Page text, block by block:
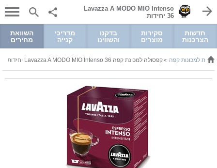
Lavazza A MODO MIO Intenso
36 יחידות
חדשות
הצרכנות
סקירות
מוצרים
בדקנו
והשווינו
מדריכי
קנייה
השוואת
מחירים
למכונות קפה >קפסולה למכונת קפה Lavazza A MODO MIO Intenso 36 יחידות